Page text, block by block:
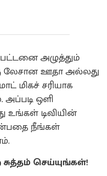
அழுத்தும்
லேசான ஊதா அல்லது
மிகச் சரியாக
அப்படி ஒளி
உங்கள் டிவியின்
நீங்கள்
சுத்தம் செய்யுங்கள்!